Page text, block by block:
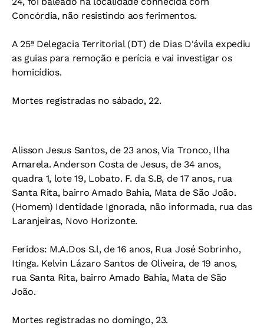
Concórdia, não resistindo aos ferimentos.
A 25ª Delegacia Territorial (DT) de Dias D'ávila expediu
as guias para remoção e perícia e vai investigar os
homicídios.
Mortes registradas no sábado, 22.
Alisson Jesus Santos, de 23 anos, Via Tronco, Ilha
Amarela. Anderson Costa de Jesus, de 34 anos,
quadra 1, lote 19, Lobato. F. da S.B, de 17 anos, rua
Santa Rita, bairro Amado Bahia, Mata de São João.
(Homem) Identidade Ignorada, não informada, rua das
Laranjeiras, Novo Horizonte.
Feridos: M.A.Dos S.l, de 16 anos, Rua José Sobrinho,
Itinga. Kelvin Lázaro Santos de Oliveira, de 19 anos,
rua Santa Rita, bairro Amado Bahia, Mata de São
João.
Mortes registradas no domingo, 23.